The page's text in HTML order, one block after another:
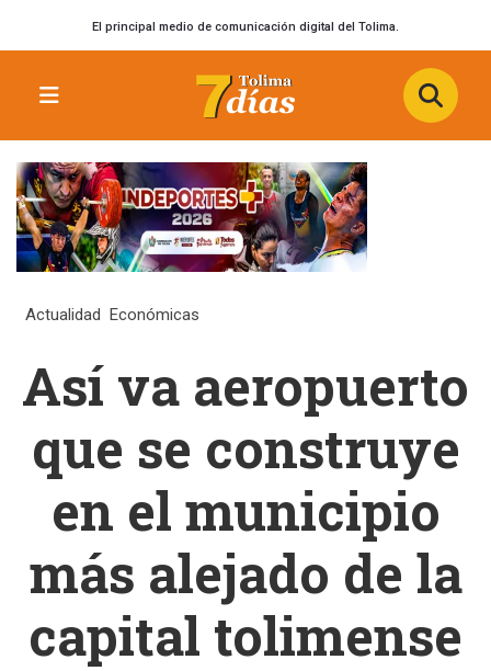
El principal medio de comunicación digital del Tolima.
Actualidad Económicas
Así va aeropuerto
que se construye
en el municipio
más alejado de la
capital tolimense